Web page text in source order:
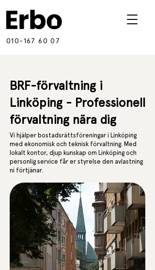
010-167 60 07
BRF-förvaltning i
Linköping - Professionell
förvaltning nära dig
Vi hjälper bostadsrättsföreningar i Linköping
med ekonomisk och teknisk förvaltning. Med
lokalt kontor, djup kunskap om Linköping och
personlig service får er styrelse den avlastning
ni förtjänar.